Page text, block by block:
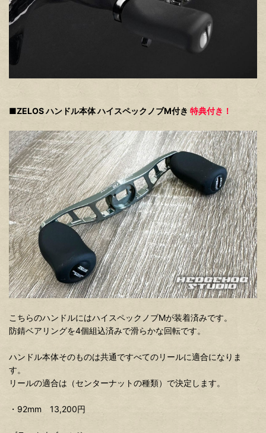
■ZELOS ハンドル本体 ハイスペックノブM付き 特典付き！
こちらのハンドルにはハイスペックノブMが装着済みです。
防錆ベアリングを4個組込済みで滑らかな回転です。
ハンドル本体そのものは共通ですべてのリールに適合になりま
す。
リールの適合は（センターナットの種類）で決定します。
・92mm 13,200円